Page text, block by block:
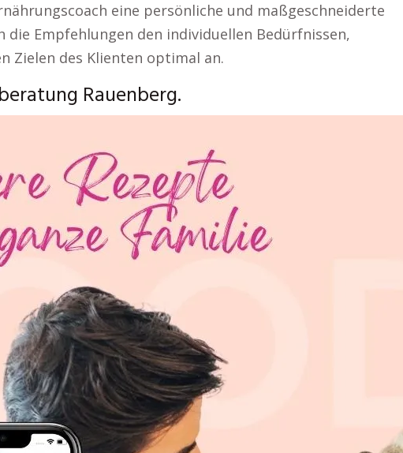
eine persönliche und maßgeschneiderte
die Empfehlungen den individuellen Bedürfnissen,
Zielen des Klienten optimal an.
Rauenberg.